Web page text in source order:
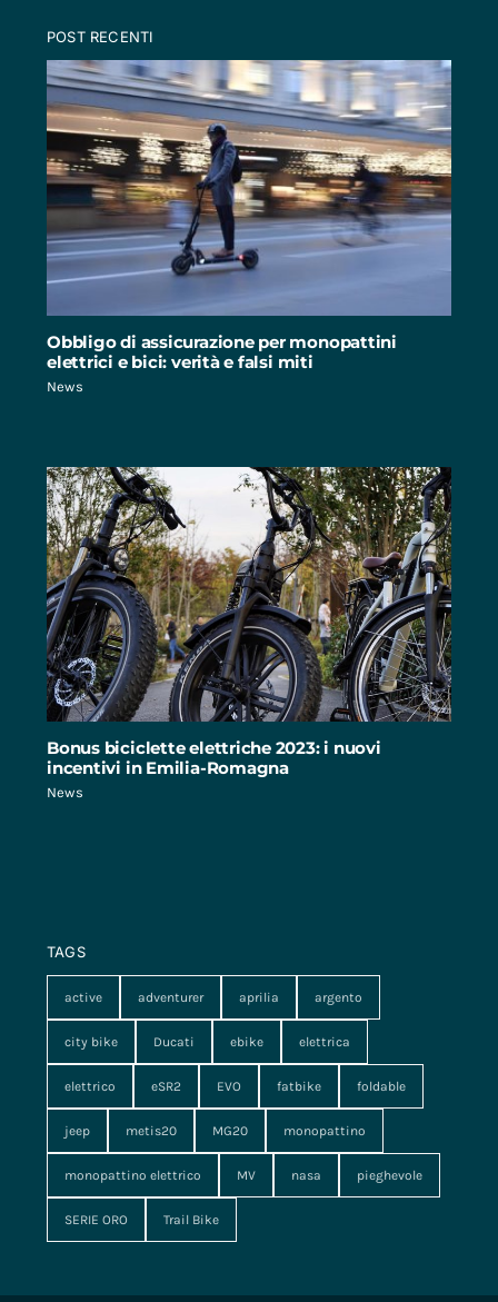
POST RECENTI
Obbligo di assicurazione per monopattini
elettrici e bici: verità e falsi miti
News
Bonus biciclette elettriche 2023: i nuovi
incentivi in Emilia-Romagna
News
TAGS
active adventurer aprilia argento
city bike Ducati ebike elettrica
elettrico eSR2 EVO fatbike foldable
jeep metis20 MG20 monopattino
monopattino elettrico MV nasa pieghevole
SERIE ORO Trail Bike